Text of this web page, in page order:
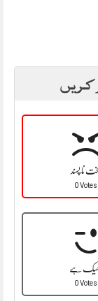
کریں
نا پسند
0 Votes
ہے
0 Votes